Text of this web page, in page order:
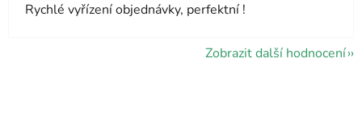
Rychlé vyřízení objednávky, perfektní !
Zobrazit další hodnocení